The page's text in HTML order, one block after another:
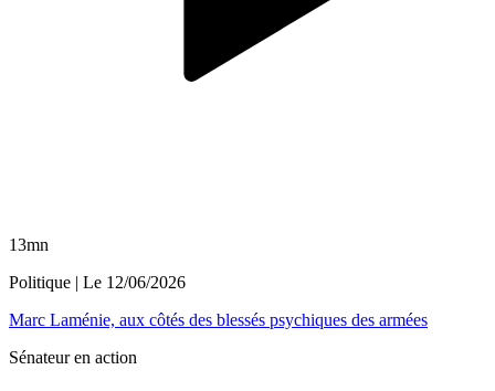
13mn
Politique | Le 12/06/2026
Marc Laménie, aux côtés des blessés psychiques des armées
Sénateur en action